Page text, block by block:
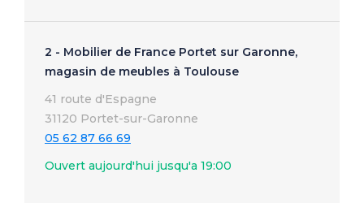
2 - Mobilier de France Portet sur Garonne,
magasin de meubles à Toulouse
41 route d'Espagne
31120 Portet-sur-Garonne
05 62 87 66 69
Ouvert aujourd'hui jusqu'a 19:00